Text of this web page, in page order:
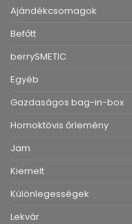
Ajándékcsomagok
Befőtt
berrySMETIC
Egyéb
Gazdaságos bag-in-box
Homoktövis őrlemény
Jam
Kiemelt
Különlegességek
Lekvár